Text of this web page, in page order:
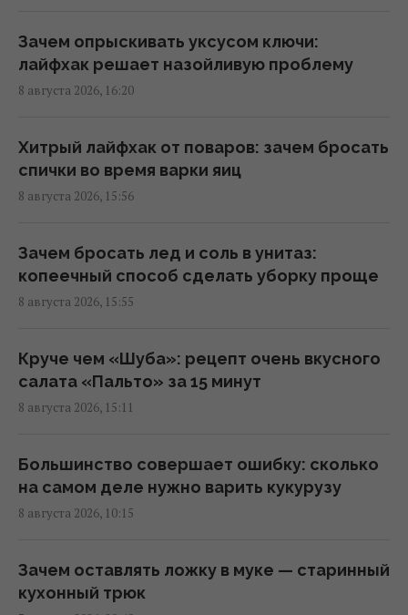
чем лучше молчать в этот день
17:10 суббота, 08 августа 2026
маринада для идеальной заготовки
16:55 суббота, 08 августа 2026
стороны монеты на украинском языке
16:30 суббота, 08 августа 2026
избранник актрисы показал фото и сделал
заявление
15:45 суббота, 08 августа 2026
Лидер "Ногу свело!" назвал причину
приезда в Украину и оправдался за
концерты в Крыму
"Королева": Сумская накануне 60-летия
Зачем опрыскивать уксусом ключи:
лайфхак решает назойливую проблему
8 августа 2026, 16:20
Хитрый лайфхак от поваров: зачем бросать
спички во время варки яиц
8 августа 2026, 15:56
Зачем бросать лед и соль в унитаз:
копеечный способ сделать уборку проще
8 августа 2026, 15:55
Круче чем «Шуба»: рецепт очень вкусного
салата «Пальто» за 15 минут
8 августа 2026, 15:11
Большинство совершает ошибку: сколько
на самом деле нужно варить кукурузу
8 августа 2026, 10:15
Зачем оставлять ложку в муке — старинный
кухонный трюк